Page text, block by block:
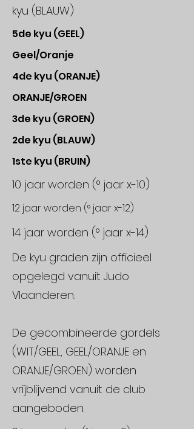
kyu (BLAUW)
5de kyu (GEEL)
Geel/Oranje
4de kyu (ORANJE)
ORANJE/GROEN
3de kyu (GROEN)
2de kyu (BLAUW)
1ste kyu (BRUIN)
10 jaar worden (° jaar x-10)
12 jaar worden (° jaar x-12)
14 jaar worden (° jaar x-14)
De kyu graden zijn officieel
opgelegd vanuit Judo
Vlaanderen.
De gecombineerde gordels
(WIT/GEEL, GEEL/ORANJE en
ORANJE/GROEN) worden
vrijblijvend vanuit de club
aangeboden.